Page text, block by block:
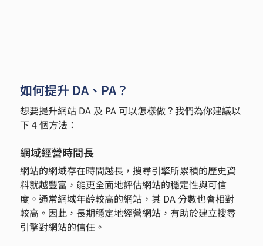
如何提升 DA、PA？
想要提升網站 DA 及 PA 可以怎樣做？我們為你建議以
下 4 個方法：
網域經營時間長
網站的網域存在時間越長，搜尋引擎所累積的歷史資
料就越豐富，能更全面地評估網站的穩定性與可信
度。通常網域年齡較高的網站，其 DA 分數也會相對
較高。因此，長期穩定地經營網站，有助於建立搜尋
引擎對網站的信任。